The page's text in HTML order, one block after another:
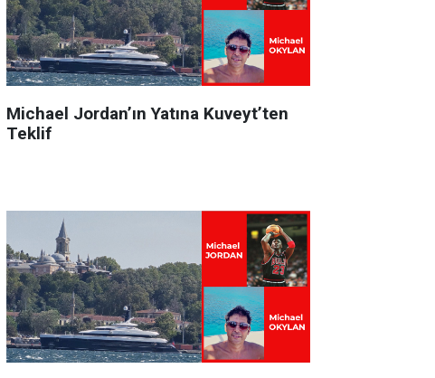
Michael Jordan’ın Yatına Kuveyt’ten
Teklif